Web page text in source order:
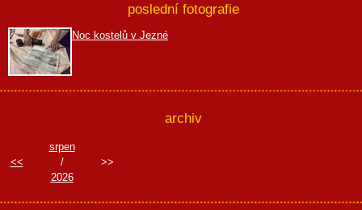
poslední fotografie
Noc kostelů v Jezné
archiv
<<
srpen
/
2026
>>